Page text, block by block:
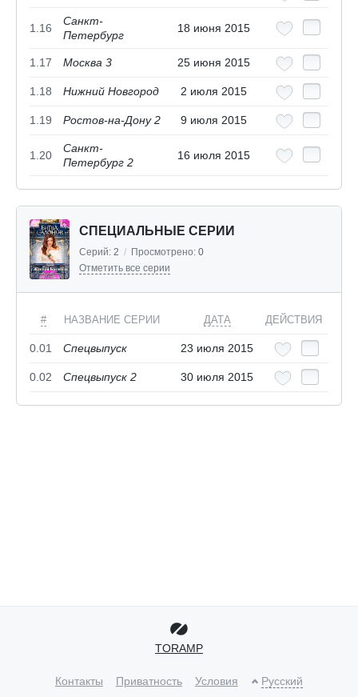
1.16
Санкт-
Петербург
18 июня 2015
1.17 Москва 3 25 июня 2015
1.18 Нижний Новгород 2 июля 2015
1.19 Ростов-на-Дону 2 9 июля 2015
1.20
Санкт-
Петербург 2
16 июля 2015
СПЕЦИАЛЬНЫЕ СЕРИИ
Серий: 2 / Просмотрено: 0
Отметить все серии
# НАЗВАНИЕ СЕРИИ ДАТА ДЕЙСТВИЯ
0.01 Спецвыпуск 23 июля 2015
0.02 Спецвыпуск 2 30 июля 2015
TORAMP
Контакты Приватность Условия Русский